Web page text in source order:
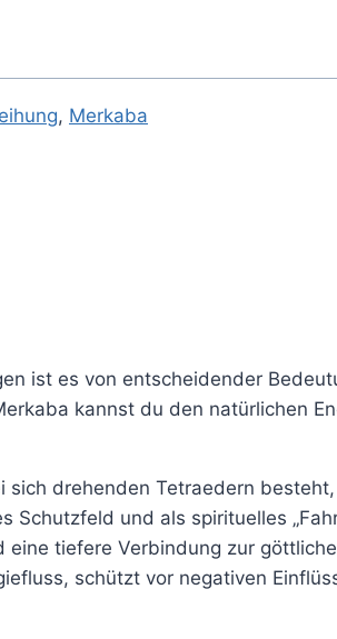
, Merkaba
ist es von entscheidender
kannst du den natürlichen
drehenden Tetraedern
und als spirituelles
tiefere Verbindung zur
schützt vor negativen